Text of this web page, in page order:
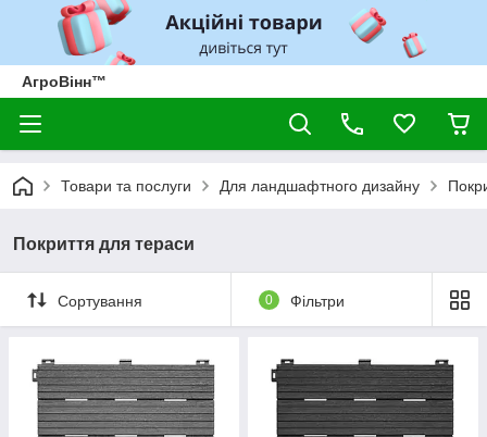
АгроВінн™
Товари та послуги Для ландшафтного дизайну
Покриття для тераси
Сортування 0 Фільтри